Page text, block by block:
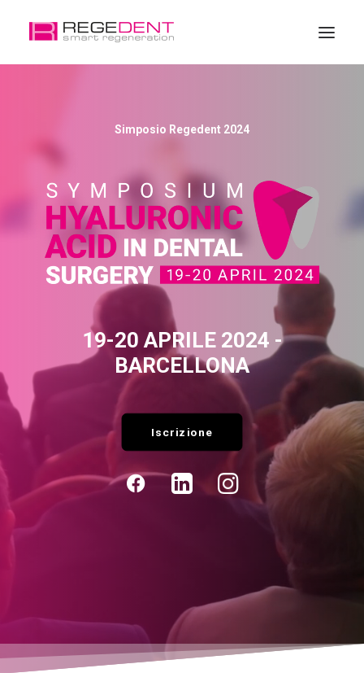
Simposio Regedent 2024
19-20 APRILE 2024 -
BARCELLONA
Iscrizione